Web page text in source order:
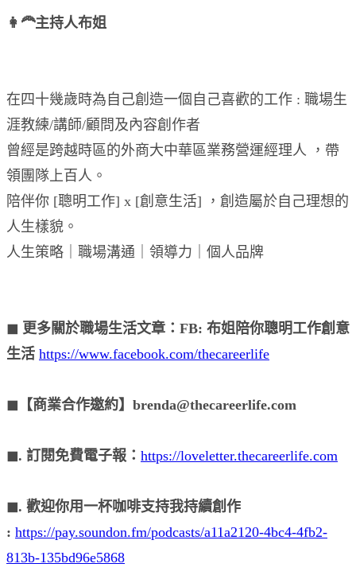
👩‍🦰主持人布姐
在四十幾歲時為自己創造一個自己喜歡的工作 : 職場生
涯教練/講師/顧問及內容創作者
曾經是跨越時區的外商大中華區業務營運經理人 ，帶
領團隊上百人。
陪伴你 [聰明工作] x [創意生活] ，創造屬於自己理想的
人生樣貌。
人生策略｜職場溝通｜領導力｜個人品牌
◼︎ 更多關於職場生活文章：FB: 布姐陪你聰明工作創意
生活 https://www.facebook.com/thecareerlife
◼︎【商業合作邀約】brenda@thecareerlife.com
◼︎. 訂閱免費電子報： https://loveletter.thecareerlife.com
◼︎. 歡迎你用一杯咖啡支持我持續創作
: https://pay.soundon.fm/podcasts/a11a2120-4bc4-4fb2-
813b-135bd96e5868